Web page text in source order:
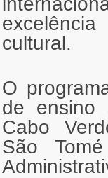
cultural.
O
de ensino
Cabo
São